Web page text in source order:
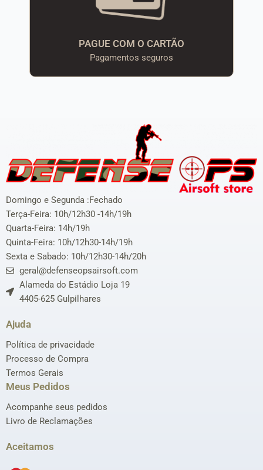
PAGUE COM O CARTÃO
Pagamentos seguros
Domingo e Segunda :Fechado
Terça-Feira: 10h/12h30 -14h/19h
Quarta-Feira: 14h/19h
Quinta-Feira: 10h/12h30-14h/19h
Sexta e Sabado: 10h/12h30-14h/20h
geral@defenseopsairsoft.com
Alameda do Estádio Loja 19
4405-625 Gulpilhares
Ajuda
Política de privacidade
Processo de Compra
Termos Gerais
Meus Pedidos
Acompanhe seus pedidos
Livro de Reclamações
Aceitamos